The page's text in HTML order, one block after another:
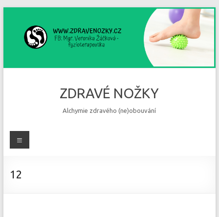
content
ZDRAVÉ NOŽKY
Alchymie zdravého (ne)obouvání
Menu
12